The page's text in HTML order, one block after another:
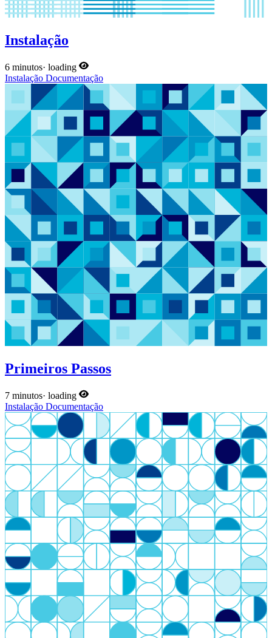
Instalação
6 minutos· loading
Instalação Documentação
Primeiros Passos
7 minutos· loading
Instalação Documentação